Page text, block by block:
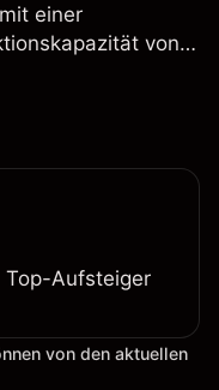
einer
von
Die
Top-Aufsteiger
von den aktuellen